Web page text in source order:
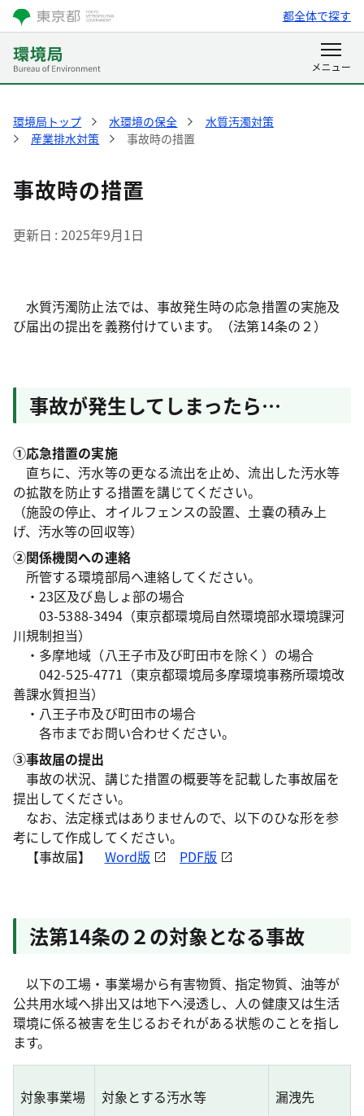
都全体で探す
環境局トップ 水環境の保全
水質汚濁対策
産業排水対策
事故時の措置
事故時の措置
更新日 2025年9月1日
水質汚濁防止法では、事故発生時の応急措置の実施及
び届出の提出を義務付けています。（法第14条の２）
事故が発生してしまったら…
①応急措置の実施
直ちに、汚水等の更なる流出を止め、流出した汚水等
の拡散を防止する措置を講じてください。
（施設の停止、オイルフェンスの設置、土嚢の積み上
げ、汚水等の回収等）
②関係機関への連絡
所管する環境部局へ連絡してください。
・23区及び島しょ部の場合
03-5388-3494（東京都環境局自然環境部水環境課河
川規制担当）
・多摩地域（八王子市及び町田市を除く）の場合
042-525-4771（東京都環境局多摩環境事務所環境改
善課水質担当）
・八王子市及び町田市の場合
各市までお問い合わせください。
③事故届の提出
事故の状況、講じた措置の概要等を記載した事故届を
提出してください。
なお、法定様式はありませんので、以下のひな形を参
考にして作成してください。
【事故届】 Word版 PDF版
法第14条の２の対象となる事故
以下の工場・事業場から有害物質、指定物質、油等が
公共用水域へ排出又は地下へ浸透し、人の健康又は生活
環境に係る被害を生じるおそれがある状態のことを指し
ます。
対象事業場 対象とする汚水等 漏洩先